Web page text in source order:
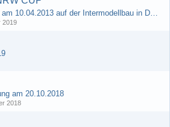
Brushless Buggy Cup am 10.04.2013 auf der Intermodellbau in Dortmund
2019
am 20.10.2018
2018